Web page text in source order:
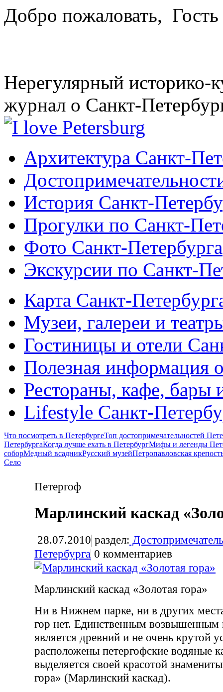
Добро пожаловать, Гость
Нерегулярный историко-
журнал о Санкт-
Архитектура Санкт-
История Санкт-
Прогулки по Санкт-
Фото Санкт-Петербурга
Экскурсии по Санкт-
Карта Санкт-
Музеи, галереи и
Гостиницы и отели
Полезная информация
Рестораны, кафе, бары
Lifestyle Санкт-
Что посмотреть в ПетербургеТоп достопримечательностей
ПетербургаКогда лучше ехать в ПетербургМифы и легенды
соборМедный всадникРусский музейПетропавловская
Село
Петергоф
Марлинский каскад
28.07.2010 раздел:
Петербурга 0 комментариев
Марлинский каскад «Золотая гора»
Ни в Нижнем парке, ни в других
гор нет. Единственным возвышенным
является древний и не очень крутой
расположены петергофские водяные
выделяется своей красотой
гора» (Марлинский каскад).